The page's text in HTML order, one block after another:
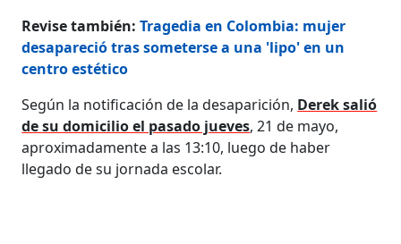
Revise también:Tragedia en Colombia: mujer
desapareció tras someterse a una 'lipo' en un
centro estético
Según la notificación de la desaparición, Derek salió
de su domicilio el pasado jueves, 21 de mayo,
aproximadamente a las 13:10, luego de haber
llegado de su jornada escolar.